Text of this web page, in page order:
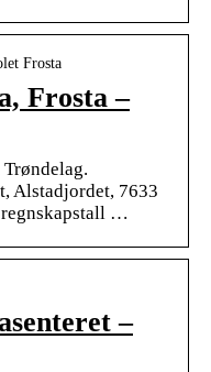
Frosta
Frosta –
Alstadjordet, 7633
regnskapstall …
–